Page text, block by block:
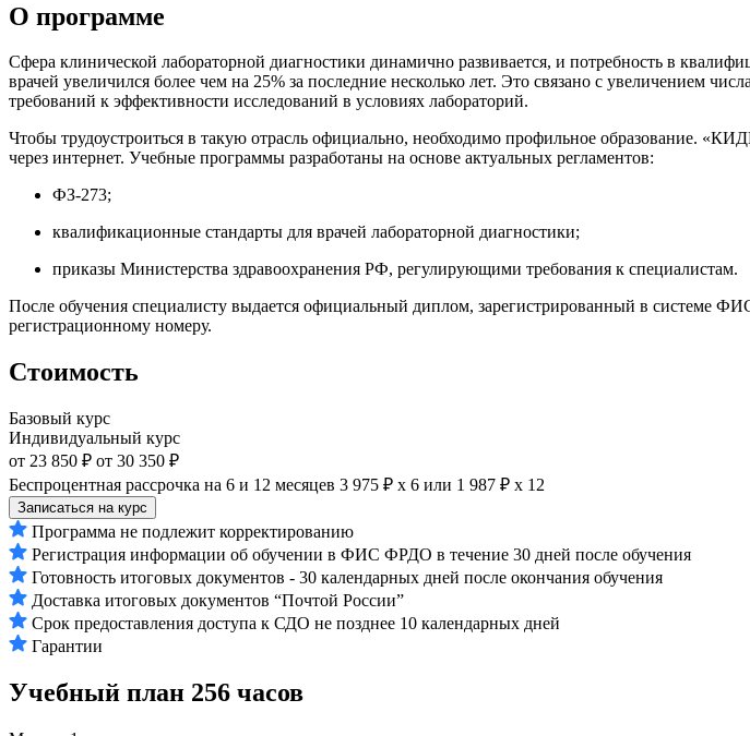
О программе
Сфера клинической лабораторной диагностики динамично развивается, и потребность в
врачей увеличился более чем на 25% за последние несколько лет. Это связано с увеличением
требований к эффективности исследований в условиях лабораторий.
Чтобы трудоустроиться в такую отрасль официально, необходимо профильное образование.
через интернет. Учебные программы разработаны на основе актуальных регламентов:
ФЗ-273;
квалификационные стандарты для врачей лабораторной диагностики;
приказы Министерства здравоохранения РФ, регулирующими требования к специалистам.
После обучения специалисту выдается официальный диплом, зарегистрированный в системе
регистрационному номеру.
Стоимость
Базовый курс
Индивидуальный курс
от 23 850 ₽ от 30 350 ₽
Беспроцентная рассрочка на 6 и 12 месяцев 3 975 ₽ х 6 или 1 987 ₽ х 12
Записаться на курс
Программа не подлежит корректированию
Регистрация информации об обучении в ФИС ФРДО в течение 30 дней после обучения
Готовность итоговых документов - 30 календарных дней после окончания обучения
Доставка итоговых документов “Почтой России”
Срок предоставления доступа к СДО не позднее 10 календарных дней
Гарантии
Учебный план 256 часов